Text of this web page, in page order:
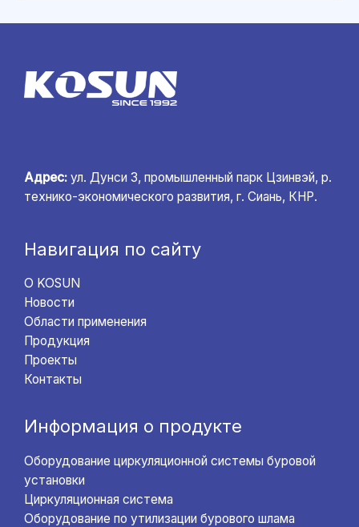
Адрес: ул. Дунси 3, промышленный парк Цзинвэй, р.
технико-экономического развития, г. Сиань, КНР.
Навигация по сайту
О KOSUN
Новости
Области применения
Продукция
Проекты
Контакты
Информация о продукте
Оборудование циркуляционной системы буровой
установки
Циркуляционная система
Оборудование по утилизации бурового шлама